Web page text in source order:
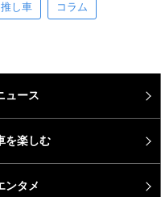
推し車 コラム
ュース
を楽しむ
ンタメ